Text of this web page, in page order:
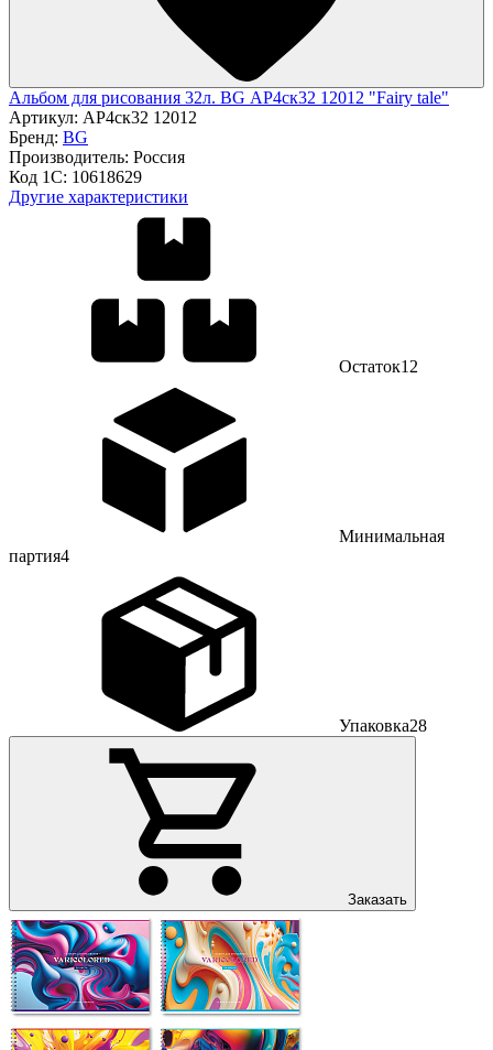
Альбом для рисования 32л. BG АР4ск32 12012 "Fairy tale"
Артикул: АР4ск32 12012
Бренд: BG
Производитель: Россия
Код 1С: 10618629
Другие характеристики
Остаток12
Минимальная
партия4
Упаковка28
Заказать